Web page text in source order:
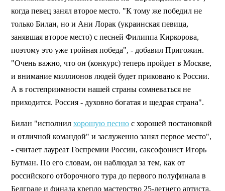
когда певец занял второе место. "К тому же победил не
только Билан, но и Ани Лорак (украинская певица,
занявшая второе место) с песней Филиппа Киркорова,
поэтому это уже тройная победа", - добавил Пригожин.
"Очень важно, что он (конкурс) теперь пройдет в Москве,
и внимание миллионов людей будет приковано к России.
А в гостеприимности нашей страны сомневаться не
приходится. Россия - духовно богатая и щедрая страна".
Билан "исполнил хорошую песню с хорошей постановкой
и отличной командой" и заслуженно занял первое место",
- считает лауреат Госпремии России, саксофонист Игорь
Бутман. По его словам, он наблюдал за тем, как от
российского отборочного тура до первого полуфинала в
Белграде и финала крепло мастерство 25-летнего артиста.